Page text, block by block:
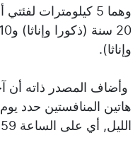
وإناثا).
وأضاف المصدر ذاته أن
الليل, أي على الساعة 23:59.